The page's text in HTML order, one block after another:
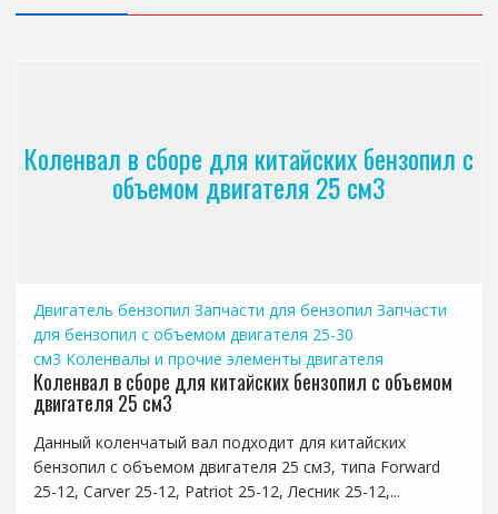
Коленвал в сборе для китайских бензопил с
объемом двигателя 25 см3
Двигатель бензопил Запчасти для бензопил Запчасти
для бензопил с объемом двигателя 25-30
см3 Коленвалы и прочие элементы двигателя
Коленвал в сборе для китайских бензопил с объемом
двигателя 25 см3
Данный коленчатый вал подходит для китайских
бензопил с объемом двигателя 25 см3, типа Forward
25-12, Carver 25-12, Patriot 25-12, Лесник 25-12,...